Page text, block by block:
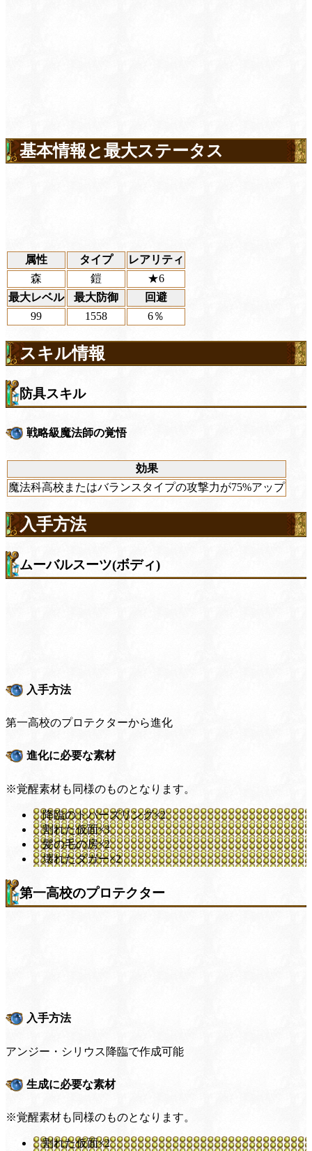
基本情報と最大ステータス
属性 タイプ
レアリティ
森
鎧
★6
最大レベル
最大防御
回避
99
1558 6％
スキル情報
防具スキル
戦略級魔法師の覚悟
効果
魔法科高校またはバランスタイプの攻撃力が75%アップ
入手方法
ムーバルスーツ(ボディ)
入手方法
第一高校のプロテクターから進化
進化に必要な素材
※覚醒素材も同様のものとなります。
降臨のトパーズリング×2
割れた仮面×3
髪の毛の房×2
壊れたダガー×2
第一高校のプロテクター
入手方法
アンジー・シリウス降臨で作成可能
生成に必要な素材
※覚醒素材も同様のものとなります。
割れた仮面×2